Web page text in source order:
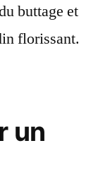
buttage et
florissant.
un